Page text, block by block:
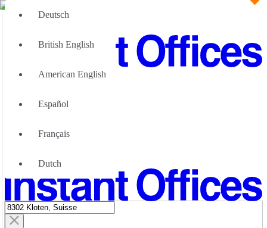
Nous pouvons aider
À propos de nous
Devenir partenaire
Nous Contacter
Deutsch
British English
American English
Español
Français
Dutch